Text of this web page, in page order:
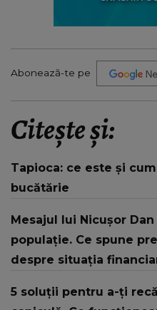
Abonează-te pe
Citește și:
Tapioca: ce este și
bucătărie
Mesajul lui Nicușor
populație. Ce spune
despre situația
privire la viitor.”
5 soluții pentru a-ți